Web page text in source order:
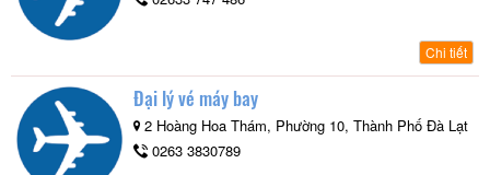
Chi tiết
Đại lý vé máy bay
2 Hoàng Hoa Thám, Phường 10, Thành Phố Đà Lạt
0263 3830789